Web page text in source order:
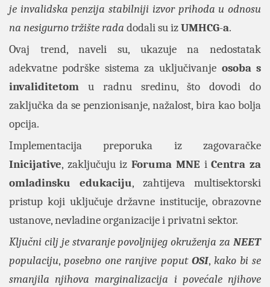
je invalidska penzija stabilniji izvor prihoda u odnosu
na nesigurno tržište rada dodali su izUMHCG-a.
Ovaj trend, naveli su, ukazuje na nedostatak
adekvatne podrške sistema za uključivanje osoba s
invaliditetom u radnu sredinu, što dovodi do
zaključka da se penzionisanje, nažalost, bira kao bolja
opcija.
Implementacija preporuka iz zagovaračke
Inicijative, zaključuju izForuma MNE iCentra za
omladinsku edukaciju, zahtijeva multisektorski
pristup koji uključuje državne institucije, obrazovne
ustanove, nevladine organizacije i privatni sektor.
Ključni cilj je stvaranje povoljnijeg okruženja za NEET
populaciju,posebno one ranjive poput OSI, kako bi se
smanjila njihova marginalizacija i povećale njihove